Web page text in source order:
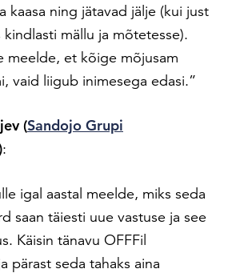
kaasa ning jätavad jälje (kui just
mällu ja mõtetesse).
meelde, et kõige mõjusam
vaid liigub inimesega edasi.”
(Sandojo Grupi
:
igal aastal meelde, miks seda
saan täiesti uue vastuse ja see
Käisin tänavu OFFFil
pärast seda tahaks aina